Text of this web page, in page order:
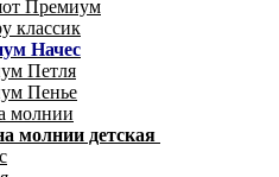
Премиум
классик
Начес
Петля
Пенье
молнии
молнии детская